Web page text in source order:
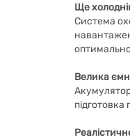
Ще
Система
Велика